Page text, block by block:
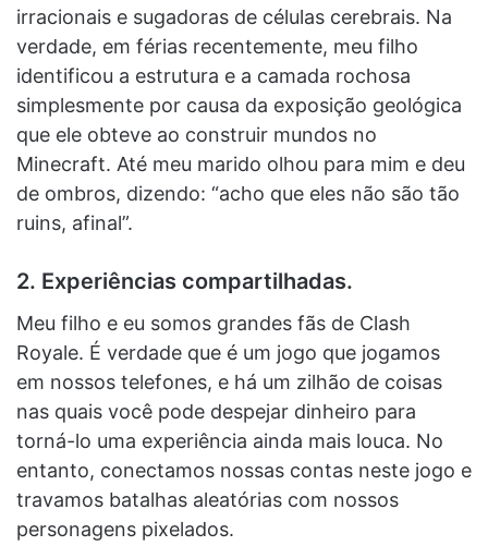
irracionais e sugadoras de células cerebrais. Na
verdade, em férias recentemente, meu filho
identificou a estrutura e a camada rochosa
simplesmente por causa da exposição geológica
que ele obteve ao construir mundos no
Minecraft. Até meu marido olhou para mim e deu
de ombros, dizendo: “acho que eles não são tão
ruins, afinal”.
2. Experiências compartilhadas.
Meu filho e eu somos grandes fãs de Clash
Royale. É verdade que é um jogo que jogamos
em nossos telefones, e há um zilhão de coisas
nas quais você pode despejar dinheiro para
torná-lo uma experiência ainda mais louca. No
entanto, conectamos nossas contas neste jogo e
travamos batalhas aleatórias com nossos
personagens pixelados.